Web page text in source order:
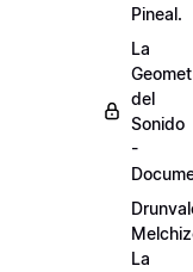
Pineal.
La
del
Sonido
-
La